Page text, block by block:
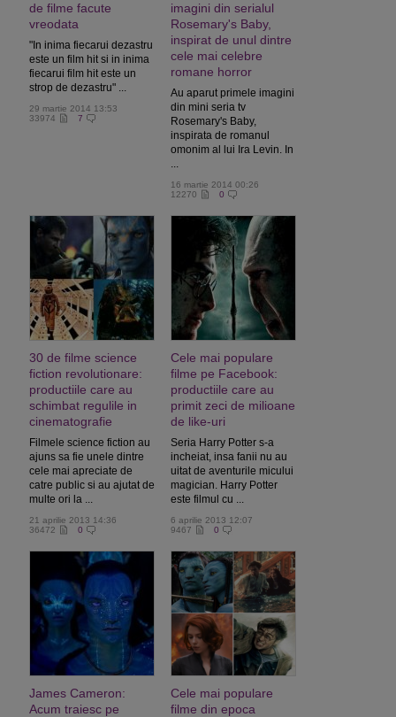
de filme facute
vreodata
"In inima fiecarui dezastru
este un film hit si in inima
fiecarui film hit este un
strop de dezastru" ...
29 martie 2014 13:53
33974
7
imagini din serialul
Rosemary's Baby,
inspirat de unul dintre
cele mai celebre
romane horror
Au aparut primele imagini
din mini seria tv
Rosemary's Baby,
inspirata de romanul
omonim al lui Ira Levin. In
...
16 martie 2014 00:26
12270
0
30 de filme science
fiction revolutionare:
productiile care au
schimbat regulile in
cinematografie
Filmele science fiction au
ajuns sa fie unele dintre
cele mai apreciate de
catre public si au ajutat de
multe ori la ...
21 aprilie 2013 14:36
36472
0
Cele mai populare
filme pe Facebook:
productiile care au
primit zeci de milioane
de like-uri
Seria Harry Potter s-a
incheiat, insa fanii nu au
uitat de aventurile micului
magician. Harry Potter
este filmul cu ...
6 aprilie 2013 12:07
9467
0
James Cameron:
Acum traiesc pe
Cele mai populare
filme din epoca